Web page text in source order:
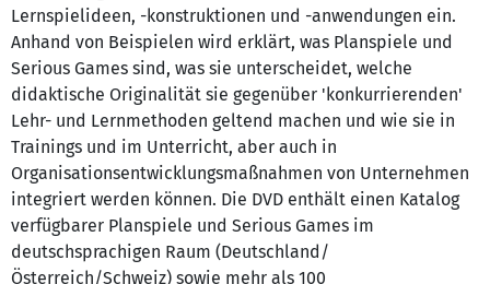
Lernspielideen, -konstruktionen und -anwendungen ein.
Anhand von Beispielen wird erklärt, was Planspiele und
Serious Games sind, was sie unterscheidet, welche
didaktische Originalität sie gegenüber 'konkurrierenden'
Lehr- und Lernmethoden geltend machen und wie sie in
Trainings und im Unterricht, aber auch in
Organisationsentwicklungsmaßnahmen von Unternehmen
integriert werden können. Die DVD enthält einen Katalog
verfügbarer Planspiele und Serious Games im
deutschsprachigen Raum (Deutschland/
Österreich/Schweiz) sowie mehr als 100